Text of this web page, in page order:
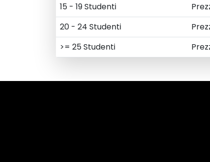
15 - 19 Studenti
20 - 24 Studenti
>= 25 Studenti